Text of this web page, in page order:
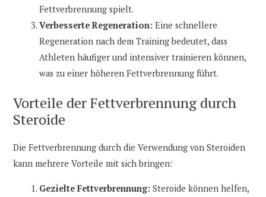
Fettverbrennung spielt.
Verbesserte Regeneration: Eine schnellere
Regeneration nach dem Training bedeutet, dass
Athleten häufiger und intensiver trainieren können,
was zu einer höheren Fettverbrennung führt.
Vorteile der Fettverbrennung durch
Steroide
Die Fettverbrennung durch die Verwendung von Steroiden
kann mehrere Vorteile mit sich bringen:
Gezielte Fettverbrennung: Steroide können helfen,